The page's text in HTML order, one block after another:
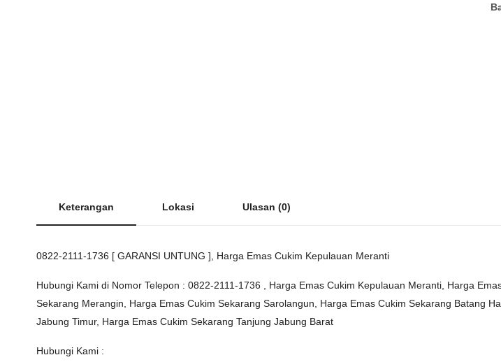
Keterangan Lokasi Ulasan (0)
0822-2111-1736 [ GARANSI UNTUNG ], Harga Emas Cukim Kepulauan Meranti
Hubungi Kami di Nomor Telepon : 0822-2111-1736 , Harga Emas Cukim Kepulauan Meranti, Harga
Sekarang Merangin, Harga Emas Cukim Sekarang Sarolangun, Harga Emas Cukim Sekarang Batang
Jabung Timur, Harga Emas Cukim Sekarang Tanjung Jabung Barat
Hubungi Kami :